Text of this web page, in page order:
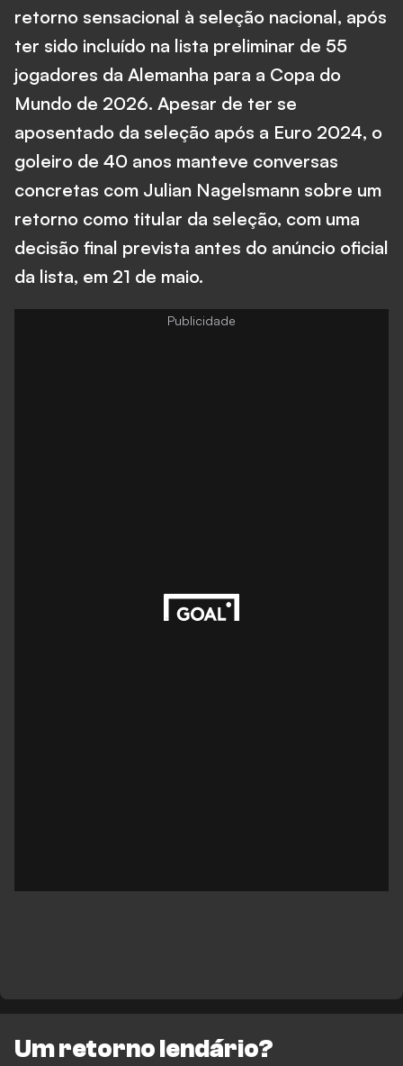
retorno sensacional à seleção nacional, após
ter sido incluído na lista preliminar de 55
jogadores da Alemanha para a Copa do
Mundo de 2026. Apesar de ter se
aposentado da seleção após a Euro 2024, o
goleiro de 40 anos manteve conversas
concretas com Julian Nagelsmann sobre um
retorno como titular da seleção, com uma
decisão final prevista antes do anúncio oficial
da lista, em 21 de maio.
Um retorno lendário?